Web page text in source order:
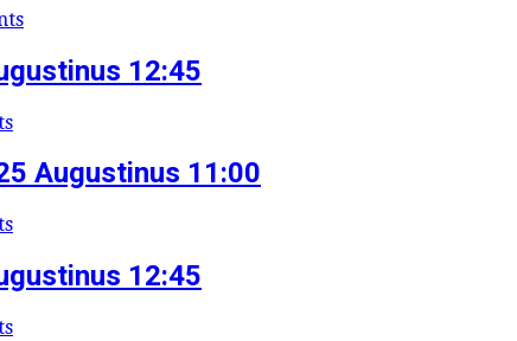
12:45
Augustinus 11:00
12:45